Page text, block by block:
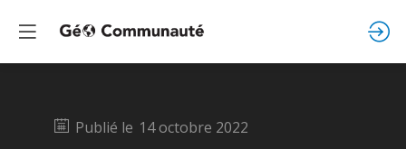
Publié le 14 octobre 2022